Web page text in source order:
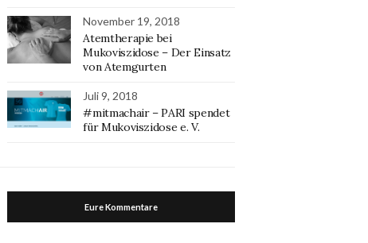
November 19, 2018
Atemtherapie bei
Mukoviszidose – Der Einsatz
von Atemgurten
Juli 9, 2018
#mitmachair – PARI spendet
für Mukoviszidose e. V.
Eure Kommentare